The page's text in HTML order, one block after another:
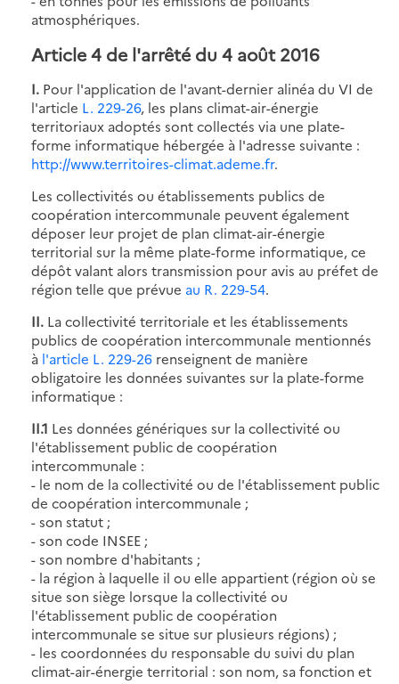
atmosphériques.
Article 4 de l'arrêté du 4 août 2016
I. Pour l'application de l'avant-dernier alinéa du VI de
l'article L. 229-26, les plans climat-air-énergie
territoriaux adoptés sont collectés via une plate-
forme informatique hébergée à l'adresse suivante :
http://www.territoires-climat.ademe.fr.
Les collectivités ou établissements publics de
coopération intercommunale peuvent également
déposer leur projet de plan climat-air-énergie
territorial sur la même plate-forme informatique, ce
dépôt valant alors transmission pour avis au préfet de
région telle que prévue au R. 229-54.
II. La collectivité territoriale et les établissements
publics de coopération intercommunale mentionnés
à l'article L. 229-26 renseignent de manière
obligatoire les données suivantes sur la plate-forme
informatique :
II.1 Les données génériques sur la collectivité ou
l'établissement public de coopération
intercommunale :
- le nom de la collectivité ou de l'établissement public
de coopération intercommunale ;
- son statut ;
- son code INSEE ;
- son nombre d'habitants ;
- la région à laquelle il ou elle appartient (région où se
situe son siège lorsque la collectivité ou
l'établissement public de coopération
intercommunale se situe sur plusieurs régions) ;
- les coordonnées du responsable du suivi du plan
climat-air-énergie territorial : son nom, sa fonction et